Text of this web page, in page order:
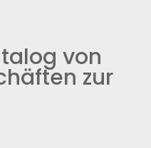
von
zur